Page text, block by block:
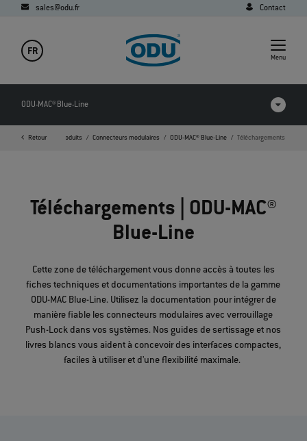
sales@odu.fr Contact
FR
Menu
ODU-MAC® Blue-Line
Comparatif des produits
Téléchargements
FAQ
Retour
Page d'accueil Produits Connecteurs modulaires ODU-MAC® Blue-Line Téléchargements
Téléchargements | ODU-MAC®
Blue-Line
Cette zone de téléchargement vous donne accès à toutes les
fiches techniques et documentations importantes de la gamme
ODU-MAC Blue-Line. Utilisez la documentation pour intégrer de
manière fiable les connecteurs modulaires avec verrouillage
Push-Lock dans vos systèmes. Nos guides de sertissage et nos
livres blancs vous aident à concevoir des interfaces compactes,
faciles à utiliser et d'une flexibilité maximale.